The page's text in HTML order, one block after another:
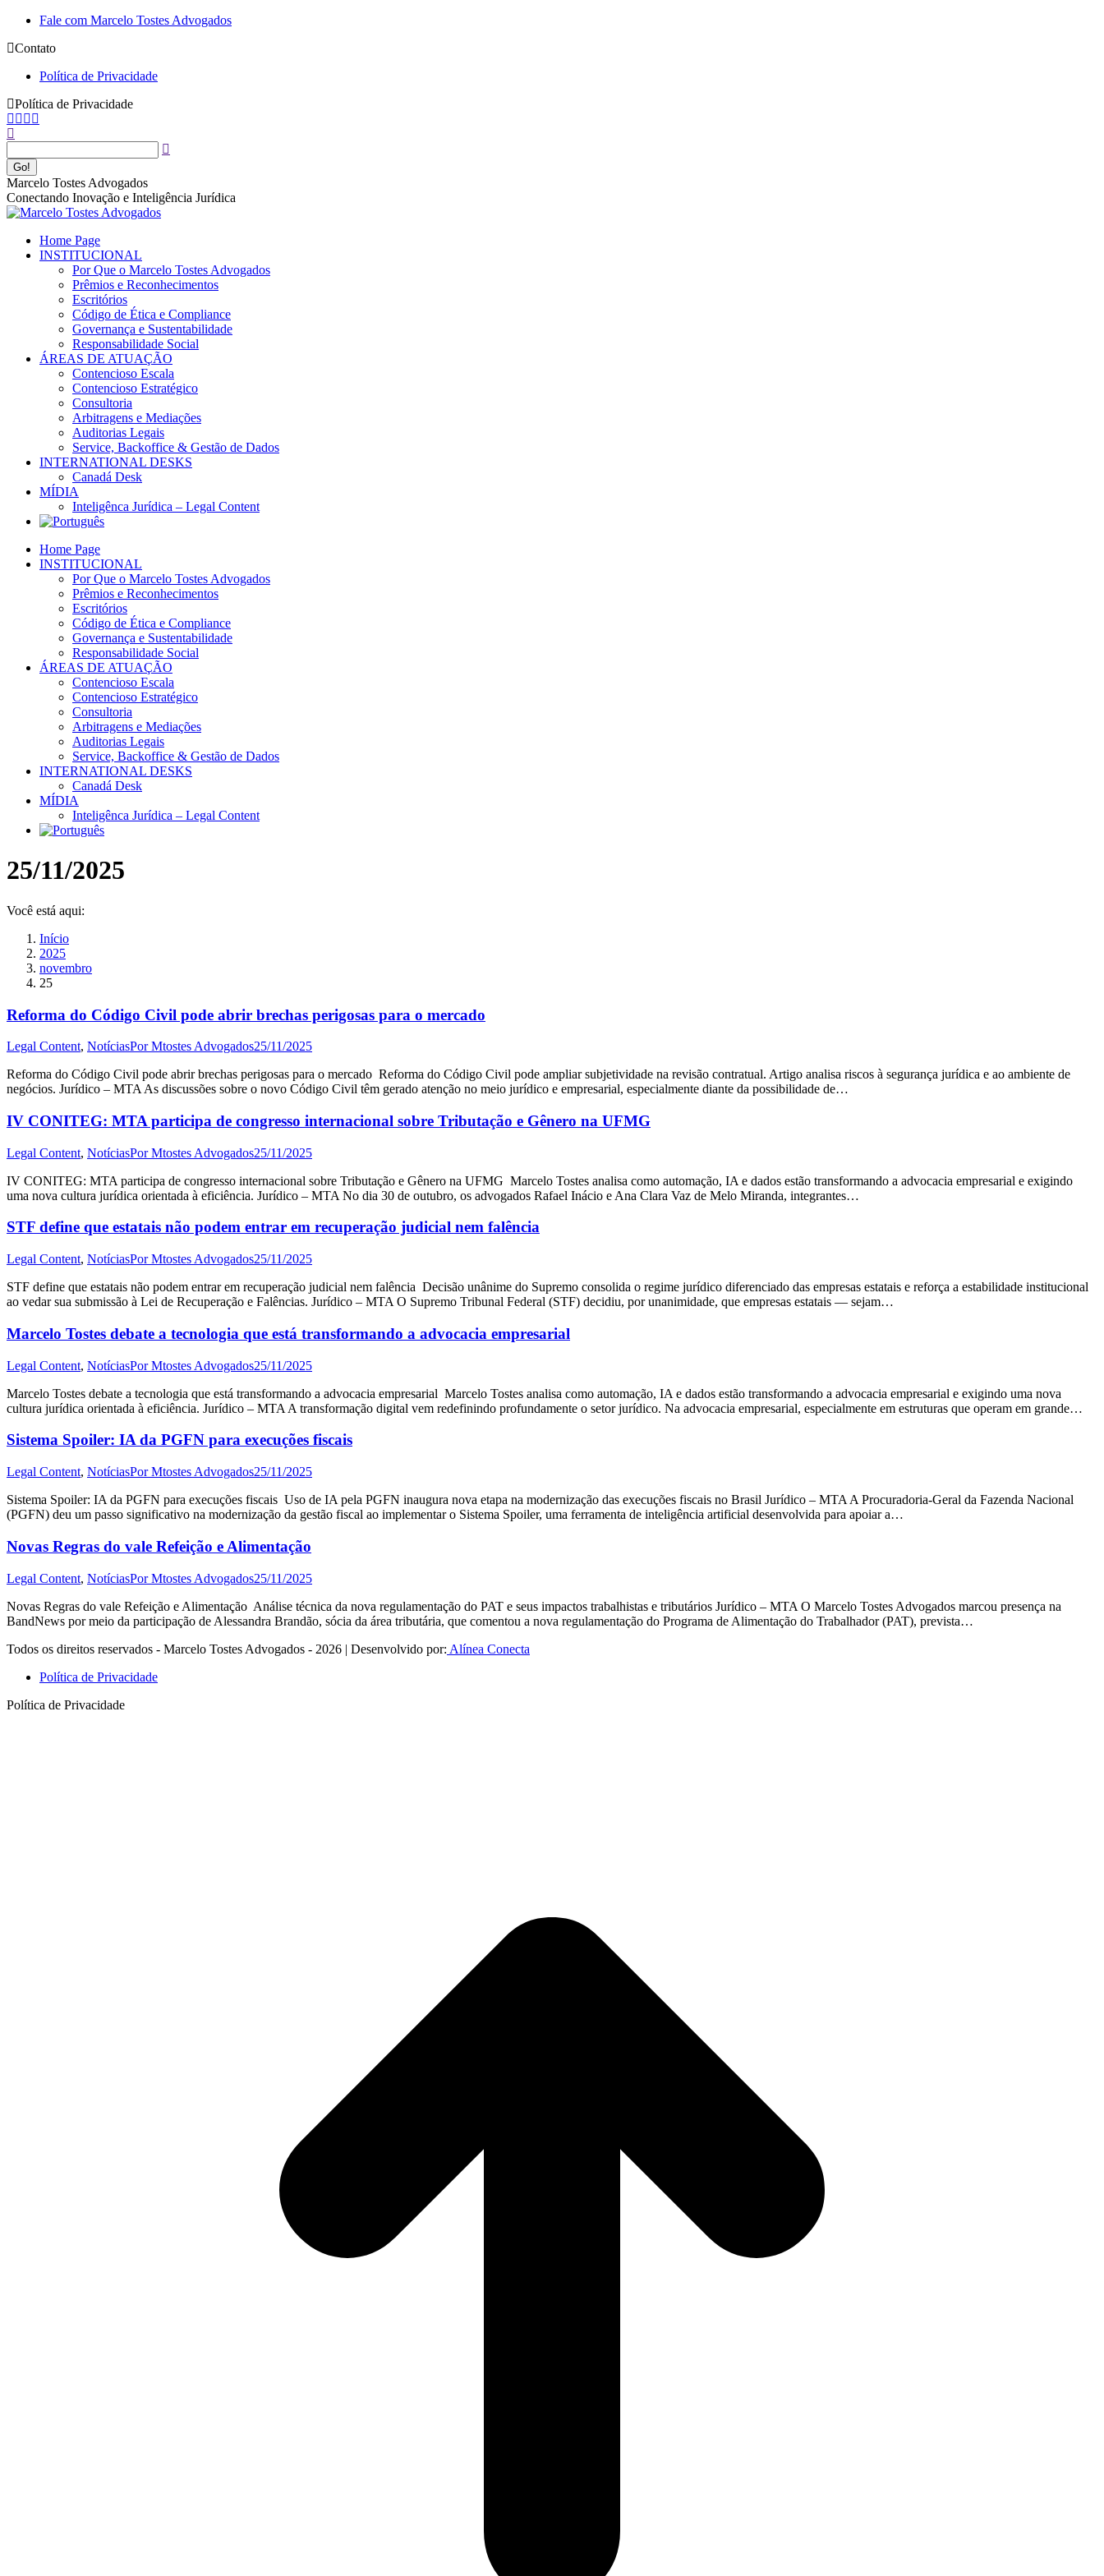
Pular
o
Fale com Marcelo Tostes Advogados
Contato
Política de Privacidade
Política de Privacidade
Facebook
in
new
window
YouTube
in
new
window
Linkedin
in
new
window
in
new
window
Buscar
Marcelo Tostes Advogados
Conectando Inovação e Inteligência Jurídica
Home Page
INSTITUCIONAL
Por Que o Marcelo Tostes Advogados
Prêmios e Reconhecimentos
Escritórios
Código de Ética e Compliance
Governança e Sustentabilidade
Responsabilidade Social
ÁREAS DE ATUAÇÃO
Contencioso Escala
Contencioso Estratégico
Consultoria
Arbitragens e Mediações
Auditorias Legais
Service, Backoffice & Gestão de Dados
INTERNATIONAL DESKS
Canadá Desk
MÍDIA
Inteligênca Jurídica – Legal Content
Home Page
INSTITUCIONAL
Por Que o Marcelo Tostes Advogados
Prêmios e Reconhecimentos
Escritórios
Código de Ética e Compliance
Governança e Sustentabilidade
Responsabilidade Social
ÁREAS DE ATUAÇÃO
Contencioso Escala
Contencioso Estratégico
Consultoria
Arbitragens e Mediações
Auditorias Legais
Service, Backoffice & Gestão de Dados
INTERNATIONAL DESKS
Canadá Desk
MÍDIA
Inteligênca Jurídica – Legal Content
25/11/2025
Você está aqui:
Início
2025
novembro
25
Reforma do Código Civil pode abrir brechas perigosas para o mercado
Legal Content, NotíciasPorMtostes Advogados25/11/2025
Reforma do Código Civil pode abrir brechas perigosas para o mercado Reforma do Código Civil pode ampliar subjetividade na revisão contratual. Artigo analisa riscos à segurança jurídica e ao ambiente de
negócios. Jurídico – MTA As discussões sobre o novo Código Civil têm gerado atenção no meio jurídico e empresarial, especialmente diante da possibilidade de…
IV CONITEG: MTA participa de congresso internacional sobre Tributação e Gênero na UFMG
Legal Content, NotíciasPorMtostes Advogados25/11/2025
IV CONITEG: MTA participa de congresso internacional sobre Tributação e Gênero na UFMG Marcelo Tostes analisa como automação, IA e dados estão transformando a advocacia empresarial e exigindo
uma nova cultura jurídica orientada à eficiência. Jurídico – MTA No dia 30 de outubro, os advogados Rafael Inácio e Ana Clara Vaz de Melo Miranda, integrantes…
STF define que estatais não podem entrar em recuperação judicial nem falência
Legal Content, NotíciasPorMtostes Advogados25/11/2025
STF define que estatais não podem entrar em recuperação judicial nem falência Decisão unânime do Supremo consolida o regime jurídico diferenciado das empresas estatais e reforça a estabilidade institucional
ao vedar sua submissão à Lei de Recuperação e Falências. Jurídico – MTA O Supremo Tribunal Federal (STF) decidiu, por unanimidade, que empresas estatais — sejam…
Marcelo Tostes debate a tecnologia que está transformando a advocacia empresarial
Legal Content, NotíciasPorMtostes Advogados25/11/2025
Marcelo Tostes debate a tecnologia que está transformando a advocacia empresarial Marcelo Tostes analisa como automação, IA e dados estão transformando a advocacia empresarial e exigindo uma nova
cultura jurídica orientada à eficiência. Jurídico – MTA A transformação digital vem redefinindo profundamente o setor jurídico. Na advocacia empresarial, especialmente em estruturas que operam em grande…
Sistema Spoiler: IA da PGFN para execuções fiscais
Legal Content, NotíciasPorMtostes Advogados25/11/2025
Sistema Spoiler: IA da PGFN para execuções fiscais Uso de IA pela PGFN inaugura nova etapa na modernização das execuções fiscais no Brasil Jurídico – MTA A Procuradoria-Geral da Fazenda Nacional
(PGFN) deu um passo significativo na modernização da gestão fiscal ao implementar o Sistema Spoiler, uma ferramenta de inteligência artificial desenvolvida para apoiar a…
Novas Regras do vale Refeição e Alimentação
Legal Content, NotíciasPorMtostes Advogados25/11/2025
Novas Regras do vale Refeição e Alimentação Análise técnica da nova regulamentação do PAT e seus impactos trabalhistas e tributários Jurídico – MTA O Marcelo Tostes Advogados marcou presença na
BandNews por meio da participação de Alessandra Brandão, sócia da área tributária, que comentou a nova regulamentação do Programa de Alimentação do Trabalhador (PAT), prevista…
Todos os direitos reservados - Marcelo Tostes Advogados - 2026 | Desenvolvido por: Alínea Conecta
Política de Privacidade
Política de Privacidade